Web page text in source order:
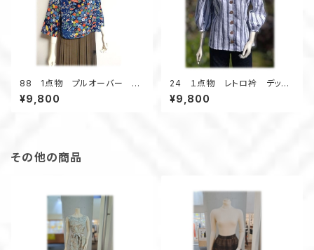
88 1点物 プルオーバー 着
物リメイク ねじりオフタート
ル クロップド丈 カラフル 紺
¥9,800
24 １点物 レトロ衿 デッド
ストック浴衣 ブラウス 七分
袖 ２種類の浴衣地 ストライ
¥9,800
その他の商品